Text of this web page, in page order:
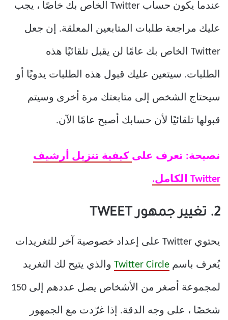
عندما يكون حساب Twitter الخاص بك خاصًا ، يجب
عليك مراجعة طلبات المتابعين المعلقة. إن جعل
Twitter الخاص بك عامًا لن يقبل تلقائيًا هذه
الطلبات. سيتعين عليك قبول هذه الطلبات يدويًا أو
سيحتاج الشخص إلى متابعتك مرة أخرى وسيتم
قبولها تلقائيًا لأن حسابك أصبح عامًا الآن.
نصيحة: تعرف على كيفية تنزيل أرشيف
Twitter الكامل.
2. تغيير جمهور TWEET
يحتوي Twitter على إعداد خصوصية آخر للتغريدات
يُعرف باسم Twitter Circle والذي يتيح لك التغريد
لمجموعة أصغر من الأشخاص يصل عددهم إلى 150
شخصًا ، على وجه الدقة. إذا غرّدت مع الجمهور